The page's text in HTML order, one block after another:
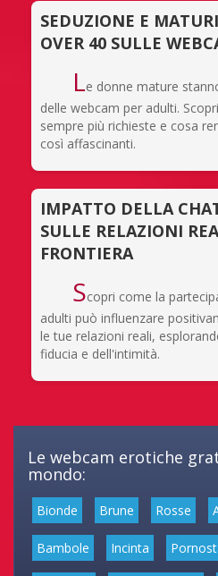
SEDUZIONE E
OVER 40 SULLE
Le donne mature
delle webcam per adulti.
sempre più richieste e cosa
così affascinanti.
IMPATTO DELLA
SULLE RELAZIONI
FRONTIERA
Scopri come la
adulti può influenzare
le tue relazioni reali,
fiducia e dell'intimità.
Le webcam erotiche
mondo:
Bionde Brune Rosse
Bambole Incinta